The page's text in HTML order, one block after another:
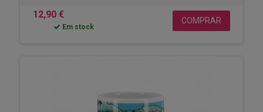
12,90 €
Em stock
COMPRAR